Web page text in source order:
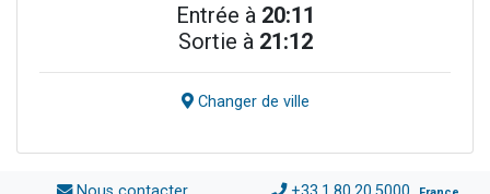
Entrée à 20:11
Sortie à 21:12
Changer de ville